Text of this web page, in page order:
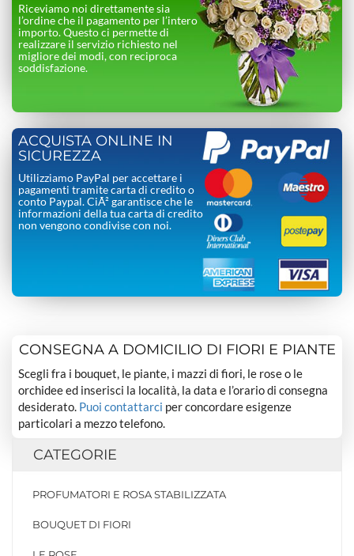
Riceviamo noi direttamente sia
l’ordine che il pagamento per l’intero
importo. Questo ci permette di
realizzare il servizio richiesto nel
migliore dei modi, con reciproca
soddisfazione.
ACQUISTA ONLINE IN
SICUREZZA
Utilizziamo PayPal per accettare i
pagamenti tramite carta di credito o
conto Paypal. CiÃ² garantisce che le
informazioni della tua carta di credito
non vengono condivise con noi.
CONSEGNA A DOMICILIO DI FIORI E PIANTE
Scegli fra i bouquet, le piante, i mazzi di fiori, le rose o le
orchidee ed inserisci la località, la data e l’orario di consegna
desiderato. Puoi contattarci per concordare esigenze
particolari a mezzo telefono.
CATEGORIE
PROFUMATORI E ROSA STABILIZZATA
BOUQUET DI FIORI